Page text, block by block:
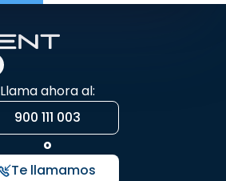
Llama ahora al:
900 111 003
o
Te llamamos